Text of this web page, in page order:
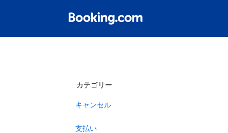
カテゴリー
キャンセル
支払い